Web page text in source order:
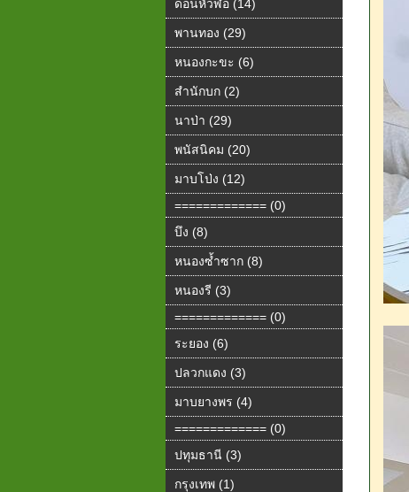
ดอนหัวฬ่อ (14)
พานทอง (29)
หนองกะขะ (6)
สำนักบก (2)
นาป่า (29)
พนัสนิคม (20)
มาบโป่ง (12)
============= (0)
บึง (8)
หนองซ้ำซาก (8)
หนองรี (3)
============= (0)
ระยอง (6)
ปลวกแดง (3)
มาบยางพร (4)
============= (0)
ปทุมธานี (3)
กรุงเทพ (1)